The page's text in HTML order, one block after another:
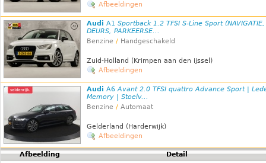
Afbeeldingen
Audi A1 Sportback 1.2 TFSI S-Line Sport
DEURS, PARKEERSE...
Benzine / Handgeschakeld
Zuid-Holland (Krimpen aan den ijssel)
Afbeeldingen
Audi A6 Avant 2.0 TFSI quattro Advance Sport |
Memory | Stoelv...
Benzine / Automaat
Gelderland (Harderwijk)
Afbeeldingen
Afbeelding Detail